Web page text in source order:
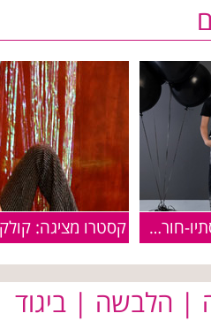
קולקציית הילדים של קסטרו סתיו-חורף 2019-2020
| הלבשה | ביגוד